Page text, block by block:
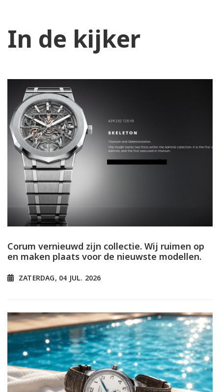
In de kijker
Corum vernieuwd zijn collectie. Wij ruimen op
en maken plaats voor de nieuwste modellen.
ZATERDAG, 04 JUL. 2026